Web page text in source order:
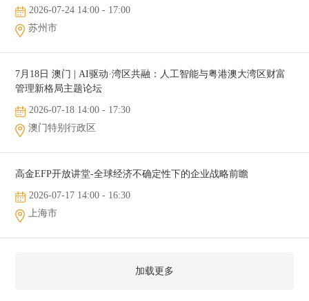
2026-07-24 14:00 - 17:00
苏州市
7月18日 澳门 | AI驱动·湾区共融：人工智能与粤港澳大湾区财富
管理新格局主题论坛
2026-07-18 14:00 - 17:30
澳门特别行政区
高金EFP开放讲堂-全球经济不确定性下的企业战略前瞻
2026-07-17 14:00 - 16:30
上海市
加载更多